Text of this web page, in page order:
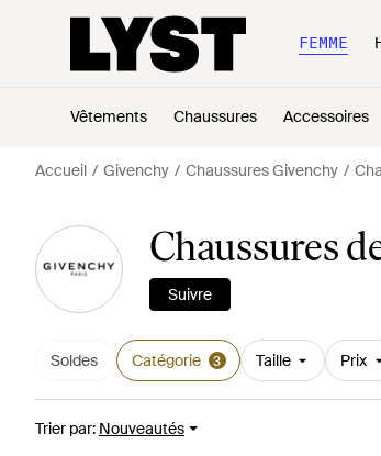
FEMME
Vêtements Chaussures Accessoires
Accueil Givenchy Chaussures Givenchy
Chaussures
Suivre
Soldes Catégorie 3 Taille Prix
Trier par: Nouveautés